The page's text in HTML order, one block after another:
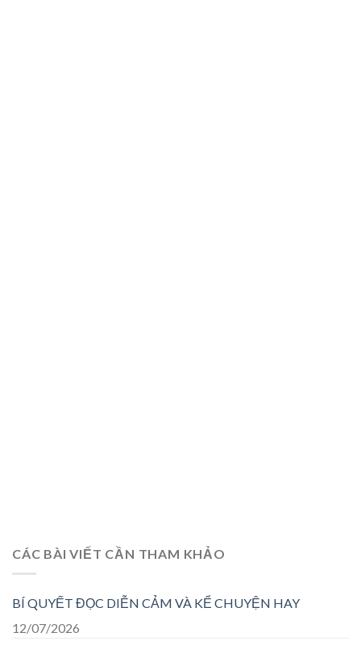
CÁC BÀI VIẾT CẦN THAM KHẢO
BÍ QUYẾT ĐỌC DIỄN CẢM VÀ KỂ CHUYỆN HAY
12/07/2026